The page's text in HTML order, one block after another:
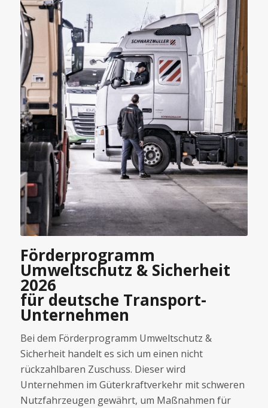
Förderprogramm
Umweltschutz & Sicherheit
2026
für deutsche Transport-
Unternehmen
Bei dem Förderprogramm Umweltschutz &
Sicherheit handelt es sich um einen nicht
rückzahlbaren Zuschuss. Dieser wird
Unternehmen im Güterkraftverkehr mit schweren
Nutzfahrzeugen gewährt, um Maßnahmen für